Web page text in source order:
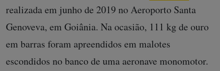
realizada em junho de 2019 no Aeroporto Santa
Genoveva, em Goiânia. Na ocasião, 111 kg de ouro
em barras foram apreendidos em malotes
escondidos no banco de uma aeronave monomotor.